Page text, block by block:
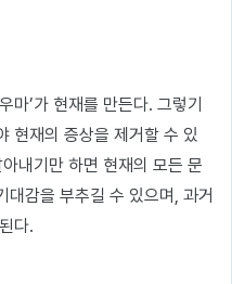
마’가 현재를 만든다. 그렇기
현재의 증상을 제거할 수 있
내기만 하면 현재의 모든 문
감을 부추길 수 있으며, 과거
다.